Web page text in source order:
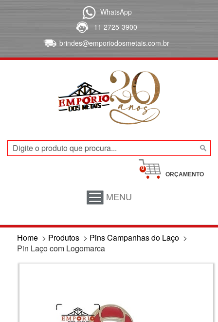
WhatsApp
11 2725-3900
brindes@emporiodosmetais.com.br
0
ORÇAMENTO
MENU
Home > Produtos > Pins Campanhas do Laço >
Pin Laço com Logomarca